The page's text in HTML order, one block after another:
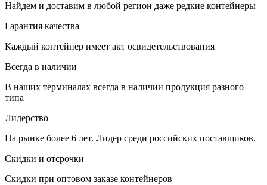
Найдем и доставим в любой регион даже редкие контейнеры
Гарантия качества
Каждый контейнер имеет акт освидетельствования
Всегда в наличии
В наших терминалах всегда в наличии продукция разного
типа
Лидерство
На рынке более 6 лет. Лидер среди российских поставщиков.
Скидки и отсрочки
Скидки при оптовом заказе контейнеров